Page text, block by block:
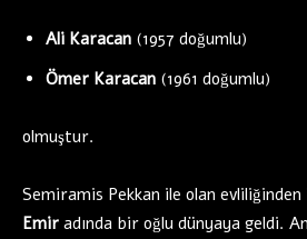
Ali Karacan (1957 doğumlu)
Ömer Karacan (1961 doğumlu)
olmuştur.
Semiramis Pekkan ile olan evliliğinden
Emir adında bir oğlu dünyaya geldi.